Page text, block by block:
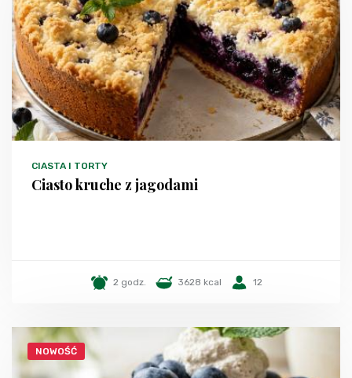
CIASTA I TORTY
Ciasto kruche z jagodami
2 godz. 3628 kcal 12
NOWOŚĆ